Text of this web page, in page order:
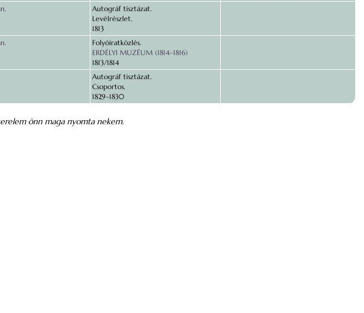
Autográf tisztázat.
Levélrészlet.
1813
Folyóiratközlés.
ERDÉLYI MUZÉUM (1814–1816)
1813/1814
Autográf tisztázat.
Csoportos.
1829–1830
önn maga nyomta nekem.